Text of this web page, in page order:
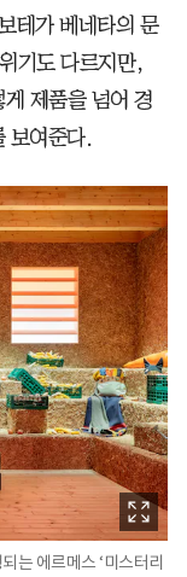
테가 베네타의 문
기도 다르지만,
제품을 넘어 경
보여준다.
는 에르메스 ‘미스터리